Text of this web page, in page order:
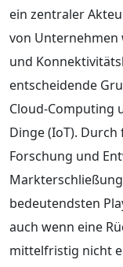
ein zentraler
von
und
entscheidende
Cloud-Computing
Dinge (IoT).
Forschung und
bedeutendsten
auch wenn eine
mittelfristig nicht